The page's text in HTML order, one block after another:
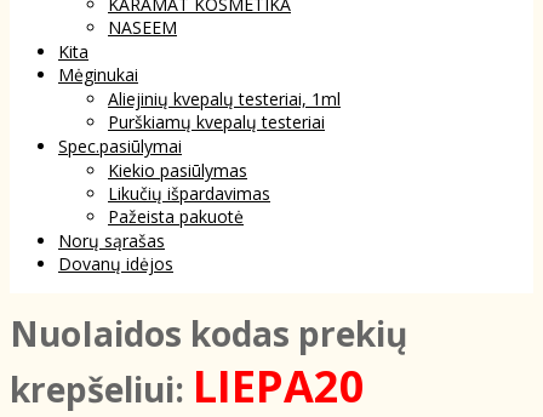
NASEEM
Kita
Mėginukai
Aliejinių kvepalų testeriai, 1ml
Purškiamų kvepalų testeriai
Spec.pasiūlymai
Kiekio pasiūlymas
Likučių išpardavimas
Pažeista pakuotė
Norų sąrašas
Dovanų idėjos
NuoIaidos kodas prekių
krepšeliui: LIEPA20